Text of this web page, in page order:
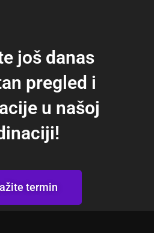
još danas
pregled i
u našoj
termin